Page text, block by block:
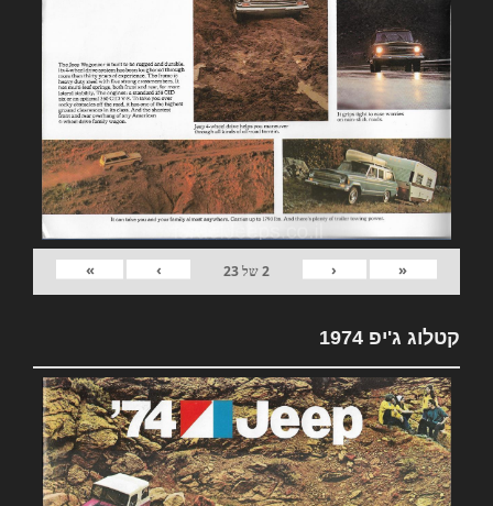
«
‹
2של23
›
»
קטלוג ג'יפ 1974